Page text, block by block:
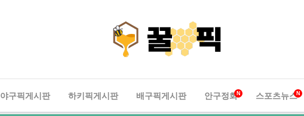
야구픽게시판 하키픽게시판 배구픽게시판 안구정화N 스포츠뉴스N